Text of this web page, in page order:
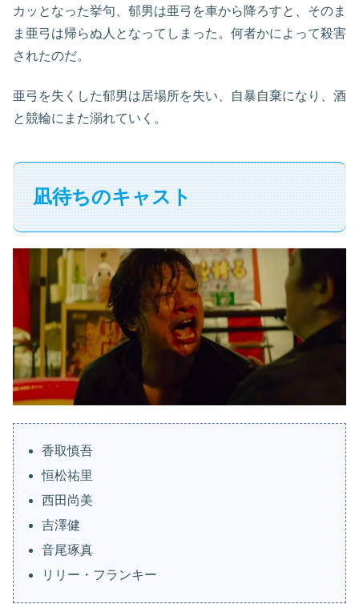
カッとなった挙句、郁男は亜弓を車から降ろすと、そのま
ま亜弓は帰らぬ人となってしまった。何者かによって殺害
されたのだ。
亜弓を失くした郁男は居場所を失い、自暴自棄になり、酒
と競輪にまた溺れていく。
凪待ちのキャスト
香取慎吾
恒松祐里
西田尚美
吉澤健
音尾琢真
リリー・フランキー